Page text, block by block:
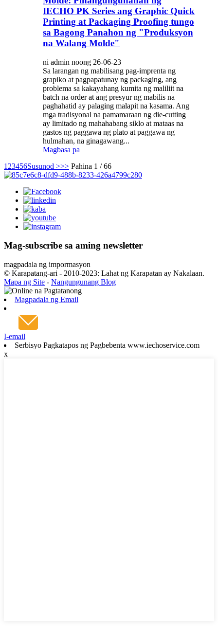
IECHO PK Series ang Graphic Quick
Printing at Packaging Proofing tungo
sa Bagong Panahon ng "Produksyon
na Walang Molde"
ni admin noong 26-06-23
Sa larangan ng mabilisang pag-imprenta ng
grapiko at pagpapatunay ng packaging, ang
problema sa kakayahang kumita ng maliliit na
batch na order at ang presyur ng mabilis na
paghahatid ay palaging malapit na kasama. Ang
mga tradisyonal na pamamaraan ng die-cutting
ay limitado ng mahahabang siklo at mataas na
gastos ng paggawa ng plato at paggawa ng
hulmahan, na ginagawang...
Magbasa pa
1 23456Susunod >>> Pahina 1 / 66
Mag-subscribe sa aming newsletter
magpadala ng impormasyon
© Karapatang-ari - 2010-2023: Lahat ng Karapatan ay Nakalaan.
Mapa ng Site - Nangungunang Blog
Magpadala ng Email
I-email
Serbisyo Pagkatapos ng Pagbebenta www.iechoservice.com
x